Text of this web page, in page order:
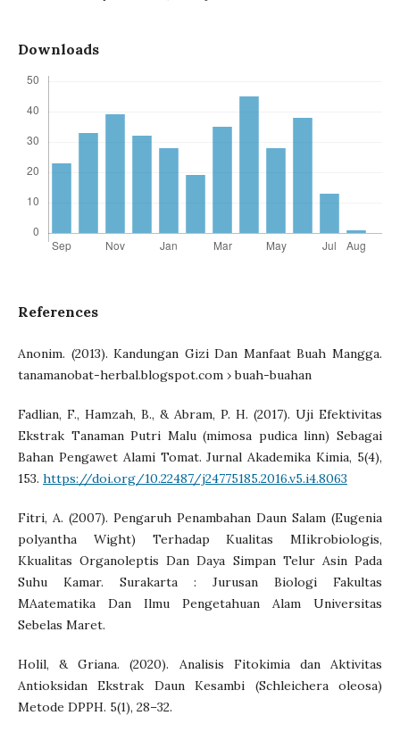
Downloads
References
Anonim. (2013). Kandungan Gizi Dan Manfaat Buah Mangga.
tanamanobat-herbal.blogspot.com › buah-buahan
Fadlian, F., Hamzah, B., & Abram, P. H. (2017). Uji Efektivitas
Ekstrak Tanaman Putri Malu (mimosa pudica linn) Sebagai
Bahan Pengawet Alami Tomat. Jurnal Akademika Kimia, 5(4),
153. https://doi.org/10.22487/j24775185.2016.v5.i4.8063
Fitri, A. (2007). Pengaruh Penambahan Daun Salam (Eugenia
polyantha Wight) Terhadap Kualitas MIikrobiologis,
Kkualitas Organoleptis Dan Daya Simpan Telur Asin Pada
Suhu Kamar. Surakarta : Jurusan Biologi Fakultas
MAatematika Dan Ilmu Pengetahuan Alam Universitas
Sebelas Maret.
Holil, & Griana. (2020). Analisis Fitokimia dan Aktivitas
Antioksidan Ekstrak Daun Kesambi (Schleichera oleosa)
Metode DPPH. 5(1), 28–32.